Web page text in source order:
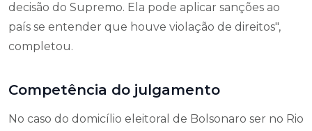
decisão do Supremo. Ela pode aplicar sanções ao
país se entender que houve violação de direitos",
completou.
Competência do julgamento
No caso do domicílio eleitoral de Bolsonaro ser no Rio